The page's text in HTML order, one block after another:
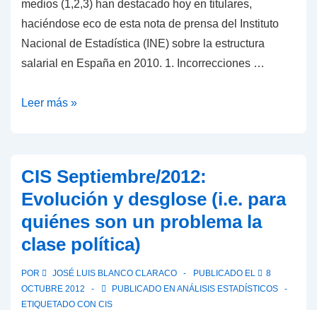
medios (1,2,3) han destacado hoy en titulares,
haciéndose eco de esta nota de prensa del Instituto
Nacional de Estadística (INE) sobre la estructura
salarial en España en 2010. 1. Incorrecciones …
Los
de
media
un
30%
que
el
Leer más »
CIS Septiembre/2012:
Evolución y desglose (i.e. para
quiénes son un problema la
clase política)
POR JOSÉ LUIS BLANCO CLARACO PUBLICADO EL
8
OCTUBRE 2012
PUBLICADO EN ANÁLISIS ESTADÍSTICOS
ETIQUETADO CON CIS